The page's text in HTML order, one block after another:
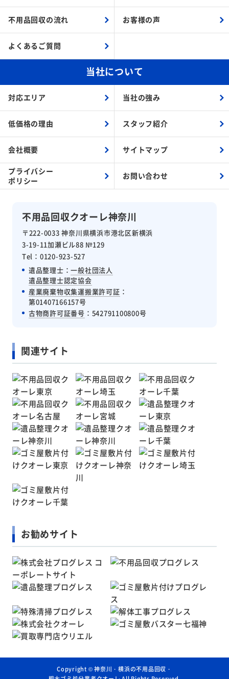
不用品回収クオーレ神奈川
〒222-0033 神奈川県横浜市港北区新横浜
3-19-11加瀬ビル88 №129
Tel：0120-923-527
遺品整理士：一般社団法人
遺品整理士認定協会
産業廃棄物収集運搬業許可証 ：
第01407166157号
古物商許可証番号 ：542791100800号
不用品回収の流れ お客様の声
よくあるご質問
当社について
対応エリア 当社の強み
低価格の理由 スタッフ紹介
会社概要 サイトマップ
プライバシー
ポリシー
お問い合わせ
関連サイト
お勧めサイト
Copyright ©神奈川・横浜の不用品回収・